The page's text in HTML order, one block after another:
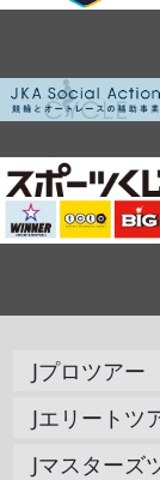
Jプロツア
Jエリート
Jマスター